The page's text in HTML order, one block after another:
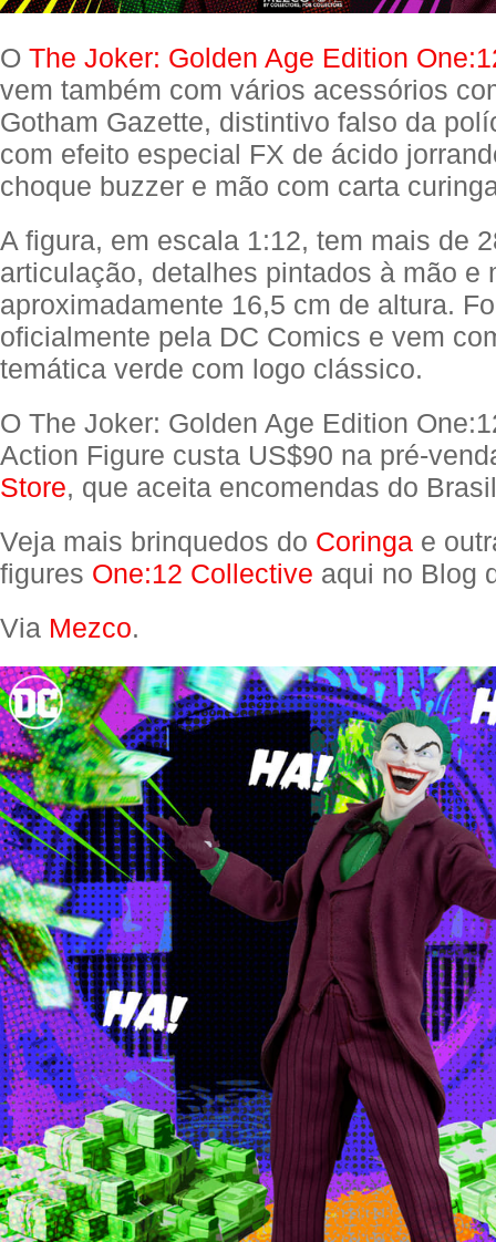
O The Joker: Golden Age Edition
vem também com vários acessórios
Gotham Gazette, distintivo falso da
com efeito especial FX de ácido
choque buzzer e mão com carta
A figura, em escala 1:12, tem mais de
articulação, detalhes pintados à mão e
aproximadamente 16,5 cm de altura.
oficialmente pela DC Comics e vem
temática verde com logo clássico.
O The Joker: Golden Age Edition
Action Figure custa US$90 na pré-
Store, que aceita encomendas do
Veja mais brinquedos do Coringa e
figures One:12 Collective aqui no Blog
Via Mezco.